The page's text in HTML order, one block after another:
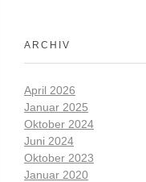
ARCHIV
April 2026
Januar 2025
Oktober 2024
Juni 2024
Oktober 2023
Januar 2020